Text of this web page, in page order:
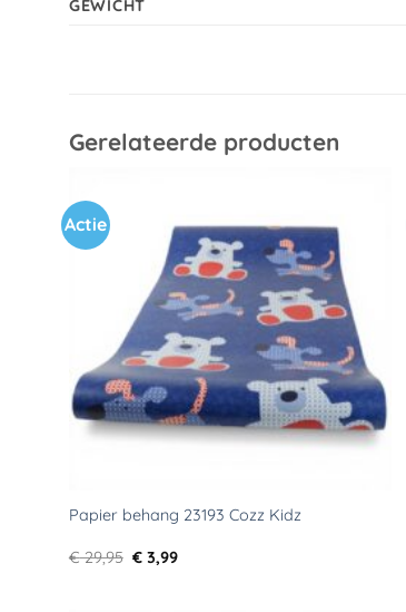
GEWICHT
Gerelateerde producten
Actie
Toevoegen
aan
verlanglijst
Papier behang 23193 Cozz Kidz
€29,95 Oorspronkelijke
prijs
€ 3,99Huidige